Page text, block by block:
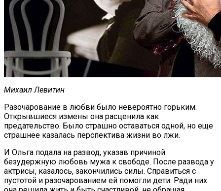
Михаил Левитин
Разочарование в любви было невероятно горьким.
Открывшиеся измены она расценила как
предательство. Было страшно оставаться одной, но еще
страшнее казалась перспектива жизни во лжи.
И Ольга подала на развод, указав причиной
безудержную любовь мужа к свободе. После развода у
актрисы, казалось, закончились силы. Справиться с
пустотой и разочарованием ей помогли дети. Ради них